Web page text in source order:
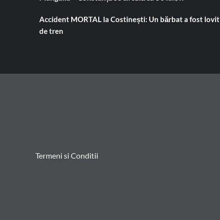
Accident MORTAL la Costinești: Un bărbat a fost lovit
de tren
Termeni si Conditii